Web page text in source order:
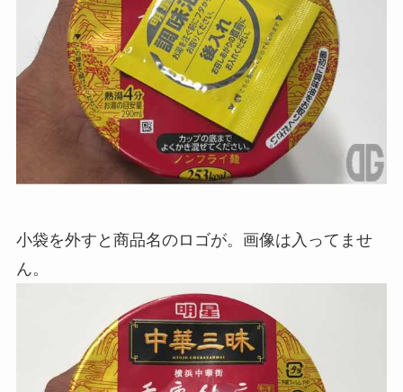
小袋を外すと商品名のロゴが。画像は入ってませ
ん。